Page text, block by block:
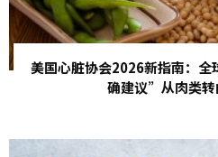
美国心脏协会2026新指南：全
确建议”从肉类转